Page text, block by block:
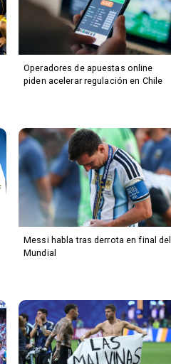
Operadores de apuestas online
piden acelerar regulación en Chile
Messi habla tras derrota en final del
Mundial